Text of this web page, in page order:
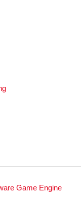
Game Engine